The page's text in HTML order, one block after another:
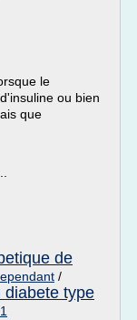
le
ou bien
que
de
/
diabete type